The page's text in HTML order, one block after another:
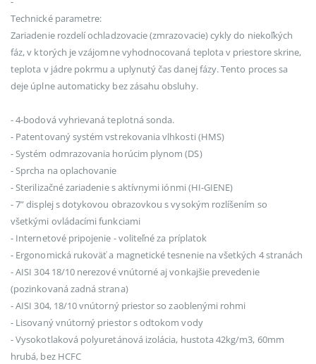
Technické parametre:
Zariadenie rozdelí ochladzovacie (zmrazovacie) cykly do niekoľkých
fáz, v ktorých je vzájomne vyhodnocovaná teplota v priestore skrine,
teplota v jádre pokrmu a uplynutý čas danej fázy. Tento proces sa
deje úplne automaticky bez zásahu obsluhy.
- 4-bodová vyhrievaná teplotná sonda.
- Patentovaný systém vstrekovania vlhkosti (HMS)
- Systém odmrazovania horúcim plynom (DS)
- Sprcha na oplachovanie
- Sterilizačné zariadenie s aktívnymi iónmi (HI-GIENE)
- 7” displej s dotykovou obrazovkou s vysokým rozlíšením so
všetkými ovládacími funkciami
- Internetové pripojenie - voliteľné za príplatok
- Ergonomická rukoväť a magnetické tesnenie na všetkých 4 stranách
- AISI 304 18/10 nerezové vnútorné aj vonkajšie prevedenie
(pozinkovaná zadná strana)
- AISI 304, 18/10 vnútorný priestor so zaoblenými rohmi
- Lisovaný vnútorný priestor s odtokom vody
- Vysokotlaková polyuretánová izolácia, hustota 42kg/m3, 60mm
hrubá, bez HCFC